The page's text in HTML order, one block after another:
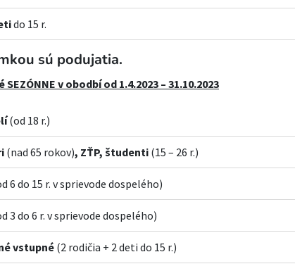
do 15 r.
sú podujatia.
SEZÓNNE v obodbí od 1.4.2023 – 31.10.2023
(od 18 r.)
(nad 65 rokov), ZŤP, študenti (15 – 26 r.)
6 do 15 r. v sprievode dospelého)
3 do 6 r. v sprievode dospelého)
vstupné(2 rodičia + 2 deti do 15 r.)